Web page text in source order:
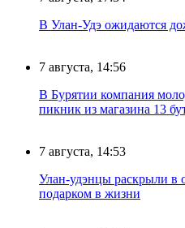
В Улан-Удэ ожидаются
7 августа, 14:56
В Бурятии компания
пикник из магазина 13
7 августа, 14:53
Улан-удэнцы раскрыли в
подарком в жизни